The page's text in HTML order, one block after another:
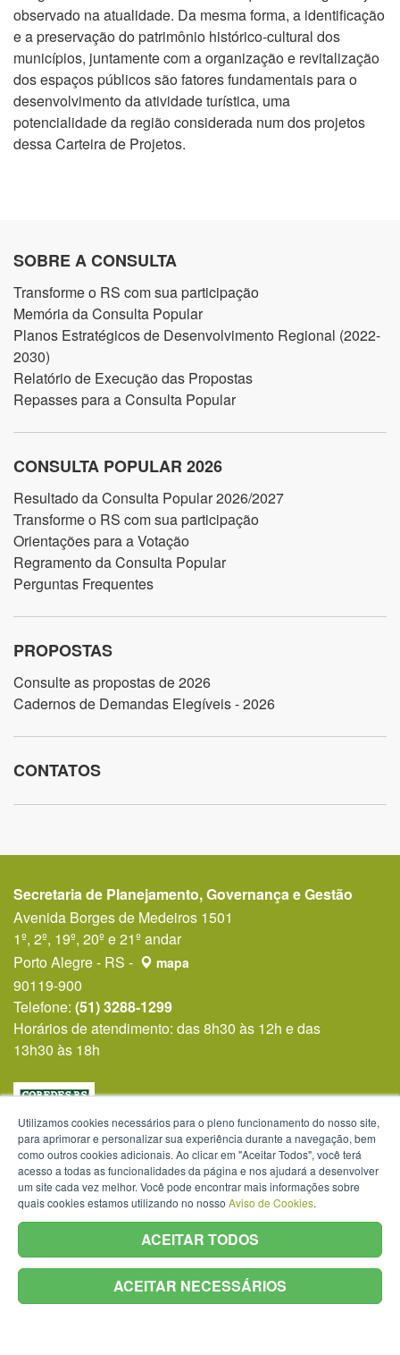
observado na atualidade. Da mesma forma, a identificação
e a preservação do patrimônio histórico-cultural dos
municípios, juntamente com a organização e revitalização
dos espaços públicos são fatores fundamentais para o
desenvolvimento da atividade turística, uma
potencialidade da região considerada num dos projetos
dessa Carteira de Projetos.
SOBRE A CONSULTA
Transforme o RS com sua participação
Memória da Consulta Popular
Planos Estratégicos de Desenvolvimento Regional (2022-
2030)
Relatório de Execução das Propostas
Repasses para a Consulta Popular
CONSULTA POPULAR 2026
Resultado da Consulta Popular 2026/2027
Transforme o RS com sua participação
Orientações para a Votação
Regramento da Consulta Popular
Perguntas Frequentes
PROPOSTAS
Consulte as propostas de 2026
Cadernos de Demandas Elegíveis - 2026
CONTATOS
Secretaria de Planejamento, Governança e Gestão
Avenida Borges de Medeiros 1501
1º, 2º, 19º, 20º e 21º andar
Porto Alegre - RS -
mapa
90119-900
Telefone: (51) 3288-1299
Horários de atendimento: das 8h30 às 12h e das
13h30 às 18h
Utilizamos cookies necessários para o pleno funcionamento do nosso site,
para aprimorar e personalizar sua experiência durante a navegação, bem
como outros cookies adicionais. Ao clicar em "Aceitar Todos", você terá
acesso a todas as funcionalidades da página e nos ajudará a desenvolver
um site cada vez melhor. Você pode encontrar mais informações sobre
quais cookies estamos utilizando no nosso Aviso de Cookies.
ACEITAR TODOS
ACEITAR NECESSÁRIOS